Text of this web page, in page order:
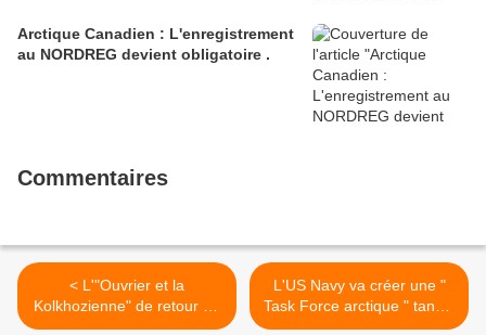
Arctique Canadien : L'enregistrement
au NORDREG devient obligatoire .
Commentaires
< L'"Ouvrier et la
Kolkhozienne" de retour au
Centre panrusse des
L'US Navy va créer une "
Task Force arctique " tandis
que la militarisation de la